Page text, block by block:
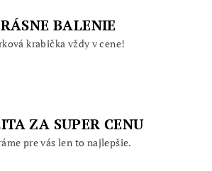
BALENIE
krabička vždy v cene!
ZA SUPER CENU
pre vás len to najlepšie.